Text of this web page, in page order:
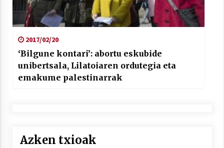
2017/02/20
‘Bilgune kontari’: abortu eskubide
unibertsala, Lilatoiaren ordutegia eta
emakume palestinarrak
Azken txioak